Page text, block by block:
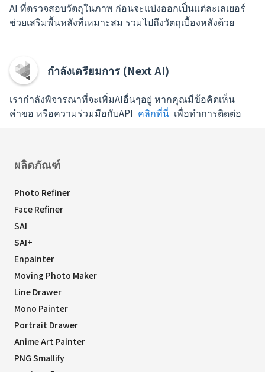
AI ที่ตรวจสอบวัตถุในภาพ ก่อนจะแบ่งออกเป็นแต่ละเลเยอร์
ช่วยเสริมพื้นหลังที่เหมาะสม รวมไปถึงวัตถุเบื้องหลังด้วย
กำลังเตรียมการ (Next AI)
เรากำลังพิจารณาที่จะเพิ่มAIอื่นๆอยู่ หากคุณมีข้อคิดเห็น
คำขอ หรือความร่วมมือกับAPI คลิกที่นี่ เพื่อทำการติดต่อ
ผลิตภัณฑ์
Photo Refiner
Face Refiner
SAI
SAI+
Enpainter
Moving Photo Maker
Line Drawer
Mono Painter
Portrait Drawer
Anime Art Painter
PNG Smallify